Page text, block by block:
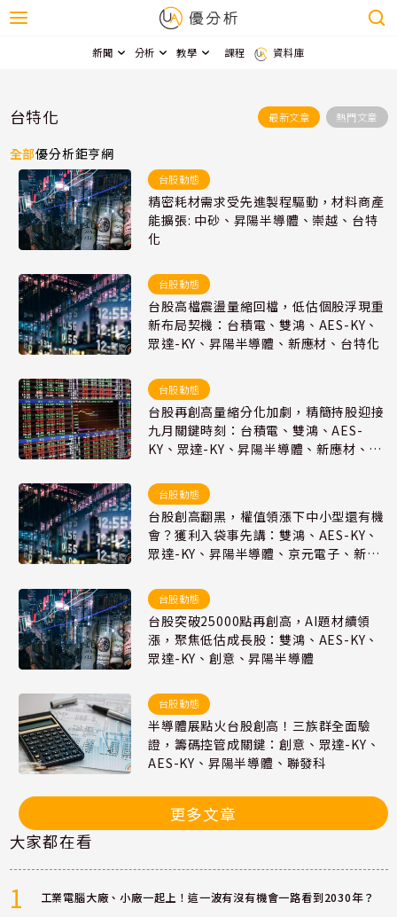
新聞 分析 教學 課程 資料庫
台特化 最新文章 熱門文章
全部優分析鉅亨網
台股動態
精密耗材需求受先進製程驅動，材料商產
能擴張: 中砂、昇陽半導體、崇越、台特
化
台股動態
台股高檔震盪量縮回檔，低估個股浮現重
新布局契機：台積電、雙鴻、AES-KY、
眾達-KY、昇陽半導體、新應材、台特化
台股動態
台股再創高量縮分化加劇，精簡持股迎接
九月關鍵時刻：台積電、雙鴻、AES-
KY、眾達-KY、昇陽半導體、新應材、台
台股動態
台股創高翻黑，權值領漲下中小型還有機
會？獲利入袋事先講：雙鴻、AES-KY、
眾達-KY、昇陽半導體、京元電子、新應
台股動態
台股突破25000點再創高，AI題材續領
漲，聚焦低估成長股：雙鴻、AES-KY、
眾達-KY、創意、昇陽半導體
台股動態
半導體展點火台股創高！三族群全面驗
證，籌碼控管成關鍵：創意、眾達-KY、
AES-KY、昇陽半導體、聯發科
更多文章
大家都在看
1 工業電腦大廠、小廠一起上！這一波有沒有機會一路看到2030年？